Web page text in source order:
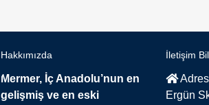
Hakkımızda
Mermer, İç Anadolu’nun en
gelişmiş ve en eski
İletişim
Ergün